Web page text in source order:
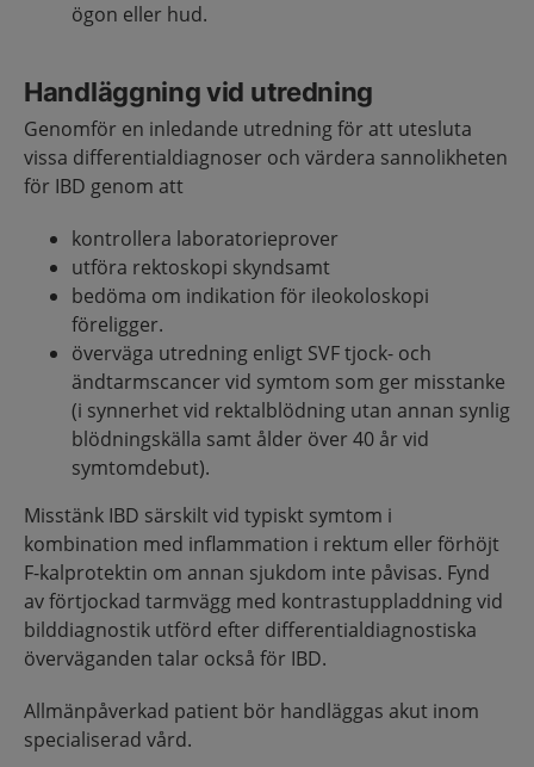
ögon eller hud.
Handläggning vid utredning
Genomför en inledande utredning för att utesluta
vissa differentialdiagnoser och värdera sannolikheten
för IBD genom att
kontrollera laboratorieprover
utföra rektoskopi skyndsamt
bedöma om indikation för ileokoloskopi
föreligger.
överväga utredning enligt SVF tjock- och
ändtarmscancer vid symtom som ger misstanke
(i synnerhet vid rektalblödning utan annan synlig
blödningskälla samt ålder över 40 år vid
symtomdebut).
Misstänk IBD särskilt vid typiskt symtom i
kombination med inflammation i rektum eller förhöjt
F-kalprotektin om annan sjukdom inte påvisas. Fynd
av förtjockad tarmvägg med kontrastuppladdning vid
bilddiagnostik utförd efter differentialdiagnostiska
överväganden talar också för IBD.
Allmänpåverkad patient bör handläggas akut inom
specialiserad vård.